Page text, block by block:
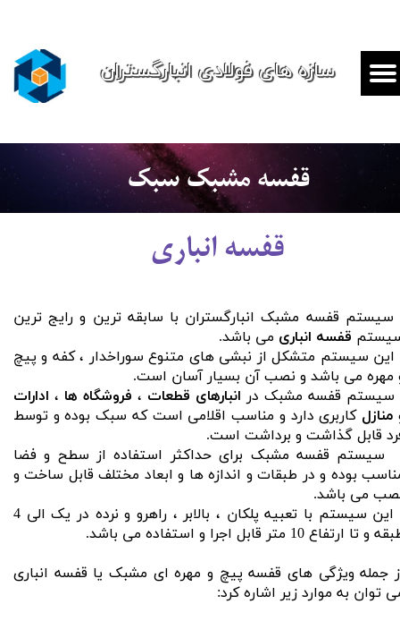
سازه های فولادی انبارگستران
قفسه مشبک سبک
سیستم قفسه مشبک انبارگستران با سابقه ترین و رایج ترین
قفسه انباری می باشد.
این سیستم متشکل از نبشی های متنوع سوراخدار ، کفه و پیچ
مهره می باشد و نصب آن بسیار آسان است.
سیستم قفسه مشبک در انبارهای قطعات ، فروشگاه ها ، ادارات
منازلکاربری دارد و مناسب اقلامی است که سبک بوده و توسط
قابل گذاشت و برداشت است.
سیستم قفسه مشبک برای حداکثر استفاده از سطح و فضا
بوده و در طبقات و اندازه ها و ابعاد مختلف قابل ساخت و
می باشد.
- این سیستم با تعبیه پلکان ، بالابر ، راهرو و نرده در یک الی 4
و تا ارتفاع 10 متر قابل اجرا و استفاده می باشد.
جمله ویژگی های قفسه پیچ و مهره ای مشبک یا قفسه انباری
توان به موارد زیر اشاره کرد:
قفسه انباری